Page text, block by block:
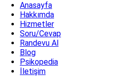
Anasayfa
Hakkımda
Hizmetler
Soru/Cevap
Randevu Al
Blog
Psikopedia
İletişim